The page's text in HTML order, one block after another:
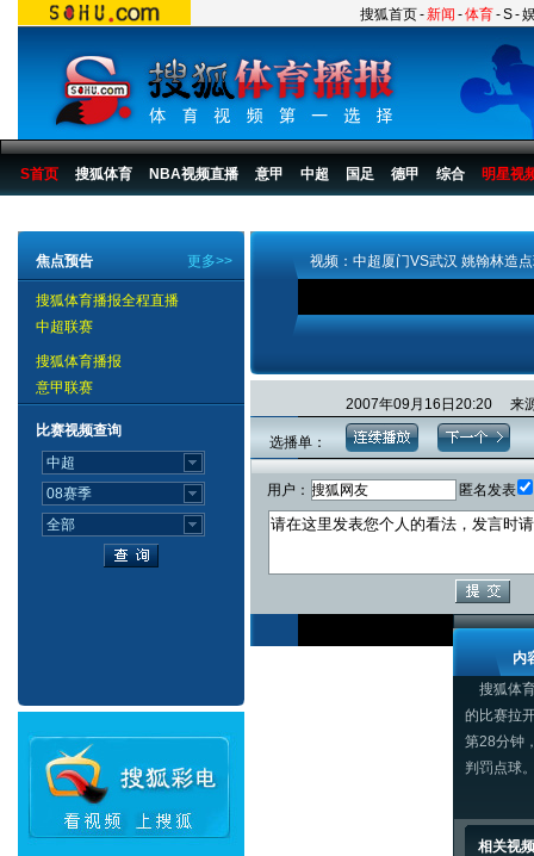
搜狐首页-新闻 -体育-S-
S首页 搜狐体育 NBA视频直播 意甲 中超 国足 德甲 综合 明星视
更多>>
焦点预告
搜狐体育播报全程直播
中超联赛
搜狐体育播报
意甲联赛
比赛视频查询
视频：中超厦门VS武汉 姚翰林造
2007年09月16日20:20 来
选播单：
用户： 匿名发表
内
搜狐体
的比赛拉
第28分钟
判罚点球
相关视